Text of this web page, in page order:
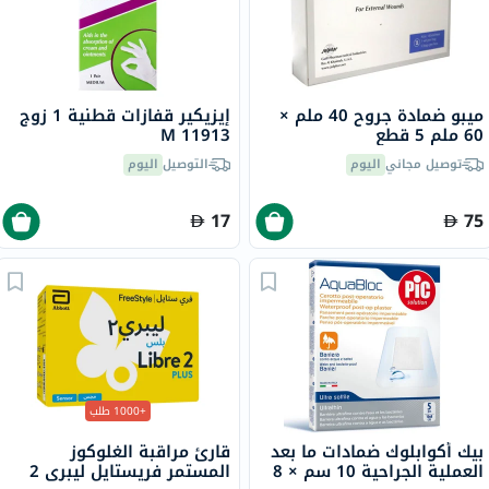
ميبو ضمادة جروح 40 ملم ×
60 ملم 5 قطع
توصيل مجاني اليوم
75
إيزيكير قفازات قطنية 1 زوج
M 11913
التوصيل اليوم
17
بيك أكوابلوك ضمادات ما بعد
العملية الجراحية 10 سم × 8
+1000 طلب
قارئ مراقبة الغلوكوز
المستمر فريستايل ليبري 2